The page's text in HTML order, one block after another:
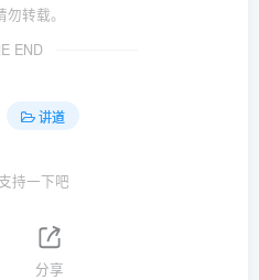
转载。
END
讲道
持一下吧
分享